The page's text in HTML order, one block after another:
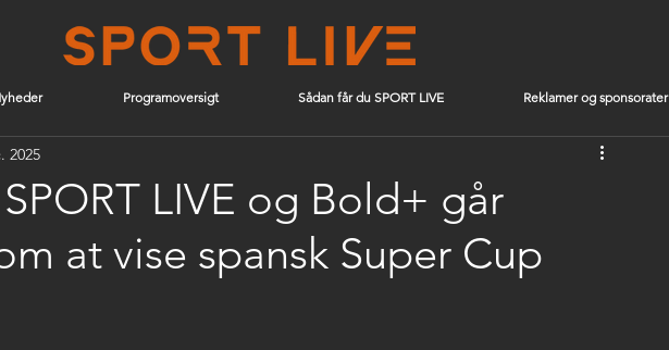
Programoversigt Sådan får du SPORT LIVE Reklamer og sponsorater
LIVE og Bold+ går
at vise spansk Super Cup
2025